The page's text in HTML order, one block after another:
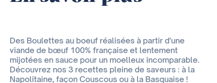
Des Boulettes au boeuf réalisées à partir d'une
viande de bœuf 100% française et lentement
mijotées en sauce pour un moelleux incomparable.
Découvrez nos 3 recettes pleine de saveurs : à la
Napolitaine, façon Couscous ou à la Basquaise !